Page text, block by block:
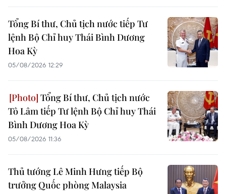
Tổng Bí thư, Chủ tịch nước tiếp Tư
lệnh Bộ Chỉ huy Thái Bình Dương
Hoa Kỳ
05/08/2026 12:29
Tổng Bí thư, Chủ tịch nước
Tô Lâm tiếp Tư lệnh Bộ Chỉ huy Thái
Bình Dương Hoa Kỳ
05/08/2026 11:36
Thủ tướng Lê Minh Hưng tiếp Bộ
trưởng Quốc phòng Malaysia